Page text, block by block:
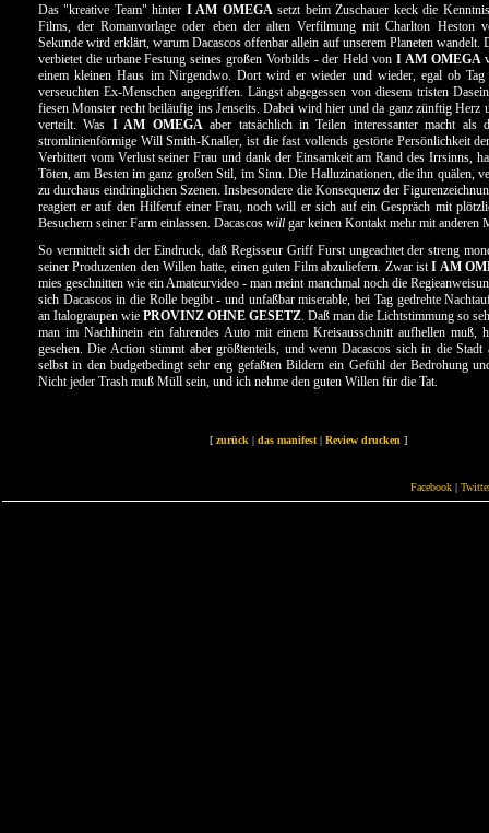
Das "kreative Team" hinter I AM OMEGAsetzt beim Zuschauer keck die
Films, der Romanvorlage oder eben der alten Verfilmung mit Charlton Heston
Sekunde wird erklärt, warum Dacascos offenbar allein auf unserem Planeten wandelt.
verbietet die urbane Festung seines großen Vorbilds - der Held von I AM OMEGA
einem kleinen Haus im Nirgendwo. Dort wird er wieder und wieder, egal ob
verseuchten Ex-Menschen angegriffen. Längst abgegessen von diesem tristen
fiesen Monster recht beiläufig ins Jenseits. Dabei wird hier und da ganz zünftig Herz
verteilt. Was I AM OMEGAaber tatsächlich in Teilen interessanter macht als
stromlinienförmige Will Smith-Knaller, ist die fast vollends gestörte Persönlichkeit
Verbittert vom Verlust seiner Frau und dank der Einsamkeit am Rand des Irrsinns,
Töten, am Besten im ganz großen Stil, im Sinn. Die Halluzinationen, die ihn quälen,
zu durchaus eindringlichen Szenen. Insbesondere die Konsequenz der
reagiert er auf den Hilferuf einer Frau, noch will er sich auf ein Gespräch mit
Besuchern seiner Farm einlassen. Dacascos will gar keinen Kontakt mehr mit anderen
So vermittelt sich der Eindruck, daß Regisseur Griff Furst ungeachtet der streng
seiner Produzenten den Willen hatte, einen guten Film abzuliefern. Zwar istI AM
mies geschnitten wie ein Amateurvideo - man meint manchmal noch die
sich Dacascos in die Rolle begibt - und unfaßbar miserable, bei Tag gedrehte
an Italograupen wie PROVINZ OHNE GESETZ. Daß man die Lichtstimmung so
man im Nachhinein ein fahrendes Auto mit einem Kreisausschnitt aufhellen muß,
gesehen. Die Action stimmt aber größtenteils, und wenn Dacascos sich in die Stadt
selbst in den budgetbedingt sehr eng gefaßten Bildern ein Gefühl der Bedrohung
Nicht jeder Trash muß Müll sein, und ich nehme den guten Willen für die Tat.
[ zurück | das manifest | Review drucken ]
Facebook |